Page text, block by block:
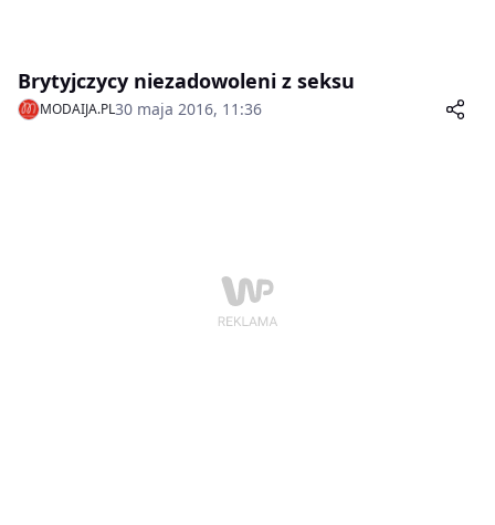
Brytyjczycy niezadowoleni z seksu
MODAIJA.PL30 maja 2016, 11:36